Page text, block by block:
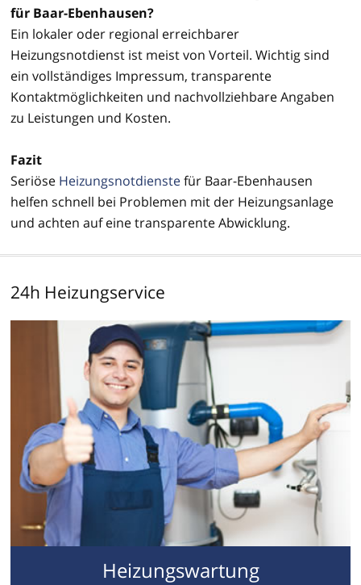
für Baar-Ebenhausen?
Ein lokaler oder regional erreichbarer
Heizungsnotdienst ist meist von Vorteil. Wichtig sind
ein vollständiges Impressum, transparente
Kontaktmöglichkeiten und nachvollziehbare Angaben
zu Leistungen und Kosten.
Fazit
Seriöse Heizungsnotdienstefür Baar-Ebenhausen
helfen schnell bei Problemen mit der Heizungsanlage
und achten auf eine transparente Abwicklung.
24h Heizungservice
Heizungswartung